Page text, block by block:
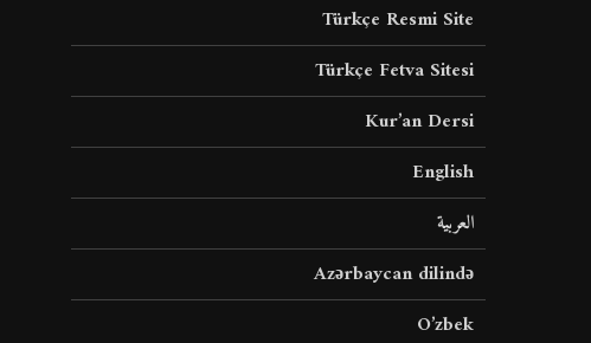
Türkçe Resmi Site
Türkçe Fetva Sitesi
Kur’an Dersi
English
العربية
Azərbaycan dilində
O’zbek